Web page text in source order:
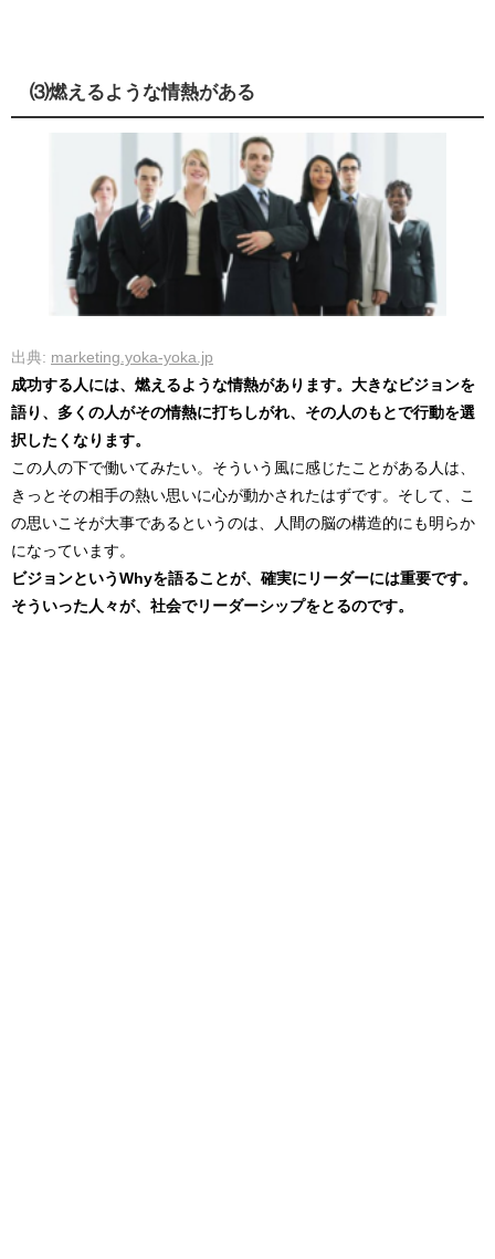
⑶燃えるような情熱がある
出典: marketing.yoka-yoka.jp
成功する人には、燃えるような情熱があります。大きなビジョンを
語り、多くの人がその情熱に打ちしがれ、その人のもとで行動を選
択したくなります。
この人の下で働いてみたい。そういう風に感じたことがある人は、
きっとその相手の熱い思いに心が動かされたはずです。そして、こ
の思いこそが大事であるというのは、人間の脳の構造的にも明らか
になっています。
ビジョンというWhyを語ることが、確実にリーダーには重要です。
そういった人々が、社会でリーダーシップをとるのです。